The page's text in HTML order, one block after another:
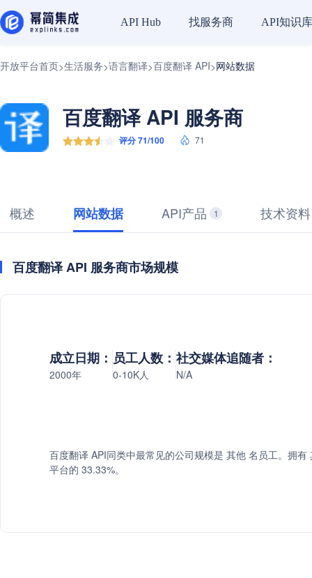
API Hub 找服务商 API知识库
开放平台首页>生活服务>语言翻译>百度翻译 API>网站数据
百度翻译 API 服务商
评分 71/100 71
概述 网站数据 API产品 1 技术资料
百度翻译 API 服务商市场规模
成立日期：
2000年
员工人数：
0-10K人
社交媒体追随者：
N/A
百度翻译 API同类中最常见的公司规模是 其他 名员工。拥
平台的 33.33%。